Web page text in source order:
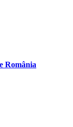
România